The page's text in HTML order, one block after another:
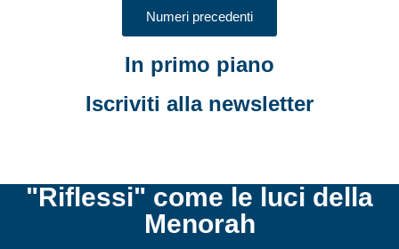
Numeri precedenti
In primo piano
Iscriviti alla newsletter
"Riflessi" come le luci della
Menorah